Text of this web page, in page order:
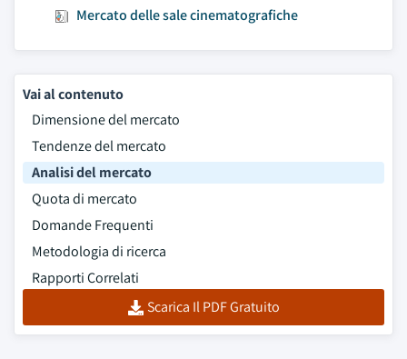
Mercato delle sale cinematografiche
Vai al contenuto
Dimensione del mercato
Tendenze del mercato
Analisi del mercato
Quota di mercato
Domande Frequenti
Metodologia di ricerca
Rapporti Correlati
Scarica Il PDF Gratuito